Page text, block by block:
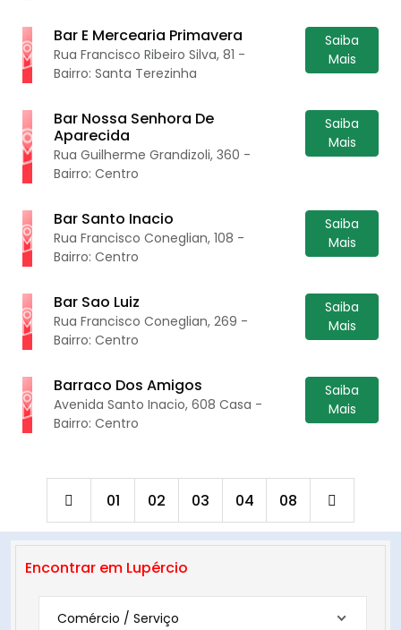
Bar E Mercearia Primavera
Rua Francisco Ribeiro Silva, 81 -
Bairro: Santa Terezinha
Saiba
Mais
Bar Nossa Senhora De
Aparecida
Rua Guilherme Grandizoli, 360 -
Bairro: Centro
Saiba
Mais
Bar Santo Inacio
Rua Francisco Coneglian, 108 -
Bairro: Centro
Saiba
Mais
Bar Sao Luiz
Rua Francisco Coneglian, 269 -
Bairro: Centro
Saiba
Mais
Barraco Dos Amigos
Avenida Santo Inacio, 608 Casa -
Bairro: Centro
Saiba
Mais
01 02 03 04 08
Encontrar em Lupércio
Comércio / Serviço